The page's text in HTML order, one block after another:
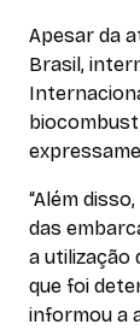
Apesar da
Brasil,
“Além
das
a utilização
que foi
informou a